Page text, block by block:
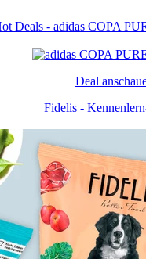
Deals - adidas COPA
Deal
Fidelis -